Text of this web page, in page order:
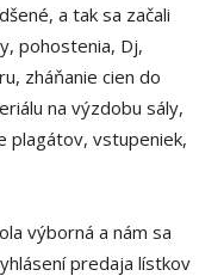
a tak sa začali
pohostenia, Dj,
zháňanie cien do
na výzdobu sály,
plagátov, vstupeniek,
výborná a nám sa
predaja lístkov